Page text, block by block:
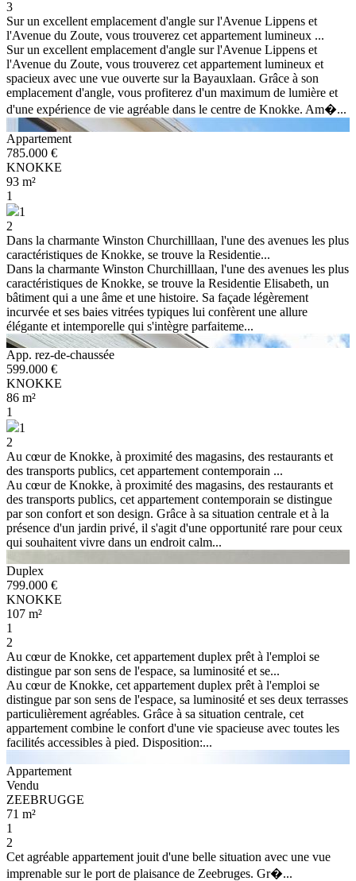
3
Sur un excellent emplacement d'angle sur l'Avenue Lippens et
l'Avenue du Zoute, vous trouverez cet appartement lumineux ...
Sur un excellent emplacement d'angle sur l'Avenue Lippens et
l'Avenue du Zoute, vous trouverez cet appartement lumineux et
spacieux avec une vue ouverte sur la Bayauxlaan. Grâce à son
emplacement d'angle, vous profiterez d'un maximum de lumière et
d'une expérience de vie agréable dans le centre de Knokke. Am�...
Appartement
785.000 €
KNOKKE
93 m²
1
1
2
Dans la charmante Winston Churchilllaan, l'une des avenues les plus
caractéristiques de Knokke, se trouve la Residentie...
Dans la charmante Winston Churchilllaan, l'une des avenues les plus
caractéristiques de Knokke, se trouve la Residentie Elisabeth, un
bâtiment qui a une âme et une histoire. Sa façade légèrement
incurvée et ses baies vitrées typiques lui confèrent une allure
élégante et intemporelle qui s'intègre parfaiteme...
App. rez-de-chaussée
599.000 €
KNOKKE
86 m²
1
1
2
Au cœur de Knokke, à proximité des magasins, des restaurants et
des transports publics, cet appartement contemporain ...
Au cœur de Knokke, à proximité des magasins, des restaurants et
des transports publics, cet appartement contemporain se distingue
par son confort et son design. Grâce à sa situation centrale et à la
présence d'un jardin privé, il s'agit d'une opportunité rare pour ceux
qui souhaitent vivre dans un endroit calm...
Duplex
799.000 €
KNOKKE
107 m²
1
2
Au cœur de Knokke, cet appartement duplex prêt à l'emploi se
distingue par son sens de l'espace, sa luminosité et se...
Au cœur de Knokke, cet appartement duplex prêt à l'emploi se
distingue par son sens de l'espace, sa luminosité et ses deux terrasses
particulièrement agréables. Grâce à sa situation centrale, cet
appartement combine le confort d'une vie spacieuse avec toutes les
facilités accessibles à pied. Disposition:...
Appartement
Vendu
ZEEBRUGGE
71 m²
1
2
Cet agréable appartement jouit d'une belle situation avec une vue
imprenable sur le port de plaisance de Zeebruges. Gr�...